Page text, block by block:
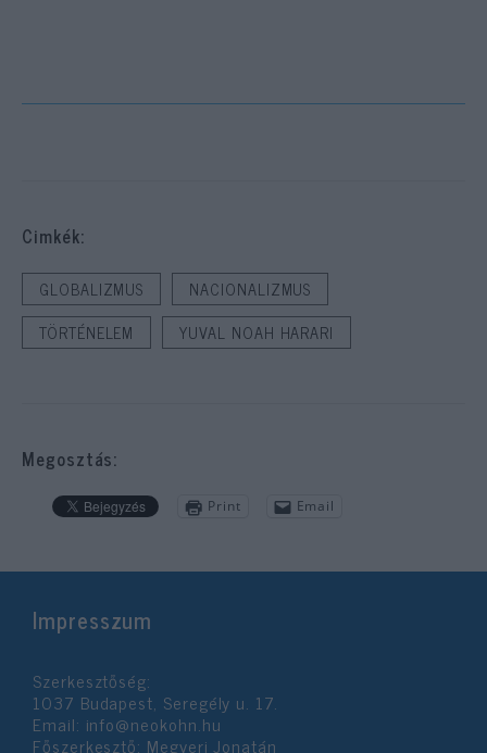
Cimkék:
GLOBALIZMUS
NACIONALIZMUS
TÖRTÉNELEM
YUVAL NOAH HARARI
Megosztás:
Print Email
Impresszum
Szerkesztőség:
1037 Budapest, Seregély u. 17.
Email: info@neokohn.hu
Főszerkesztő: Megyeri Jonatán